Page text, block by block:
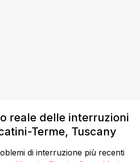
reale delle interruzioni
Terme, Tuscany
di interruzione più recenti